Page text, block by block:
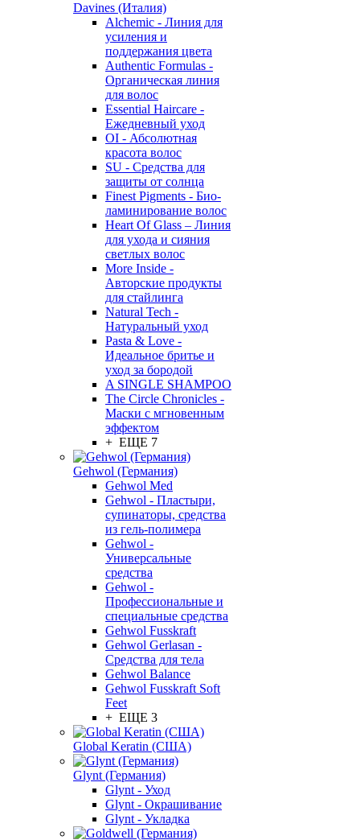
Davines (Италия)
Alchemic - Линия для
усиления и
поддержания цвета
Authentic Formulas -
Органическая линия
для волос
Essential Haircare -
Eжедневный уход
OI - Абсолютная
красота волос
SU - Средства для
защиты от солнца
Finest Pigments - Био-
ламинирование волос
Heart Of Glass – Линия
для ухода и сияния
светлых волос
More Inside -
Авторские продукты
для стайлинга
Natural Tech -
Натуральный уход
Pasta & Love -
Идеальное бритье и
уход за бородой
A SINGLE SHAMPOO
The Circle Chronicles -
Маски с мгновенным
эффектом
+ ЕЩЕ 7
Gehwol (Германия)
Gehwol Med
Gehwol - Пластыри,
супинаторы, средства
из гель-полимера
Gehwol -
Универсальные
средства
Gehwol -
Профессиональные и
специальные средства
Gehwol Fusskraft
Gehwol Gerlasan -
Средства для тела
Gehwol Balance
Gehwol Fusskraft Soft
Feet
+ ЕЩЕ 3
Global Keratin (США)
Glynt (Германия)
Glynt - Уход
Glynt - Окрашивание
Glynt - Укладка